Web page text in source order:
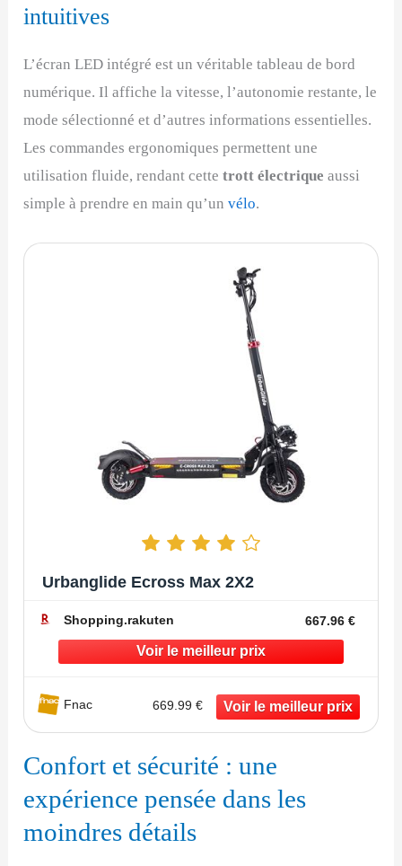
intuitives
L’écran LED intégré est un véritable tableau de bord
numérique. Il affiche la vitesse, l’autonomie restante, le
mode sélectionné et d’autres informations essentielles.
Les commandes ergonomiques permettent une
utilisation fluide, rendant cettetrott électrique aussi
simple à prendre en main qu’unvélo.
Urbanglide Ecross Max 2X2
Shopping.rakuten 667.96 €
Fnac 669.99 €
Confort et sécurité : une
expérience pensée dans les
moindres détails